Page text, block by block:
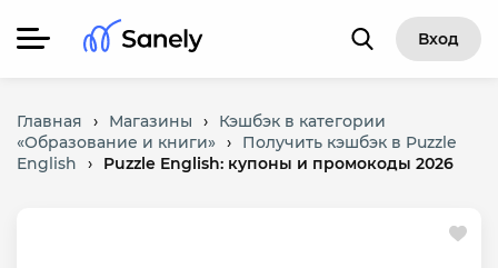
Вход
Главная › Магазины ›
Кэшбэк в категории
«Образование и книги» ›
Получить кэшбэк в Puzzle
English
› Puzzle English: купоны и промокоды 2026